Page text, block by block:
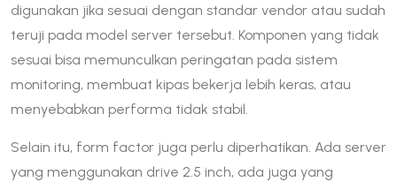
digunakan jika sesuai dengan standar vendor atau sudah
teruji pada model server tersebut. Komponen yang tidak
sesuai bisa memunculkan peringatan pada sistem
monitoring, membuat kipas bekerja lebih keras, atau
menyebabkan performa tidak stabil.
Selain itu, form factor juga perlu diperhatikan. Ada server
yang menggunakan drive 2.5 inch, ada juga yang